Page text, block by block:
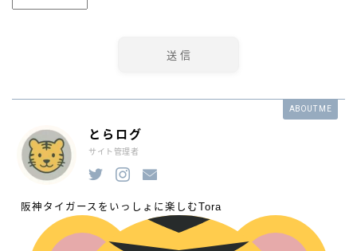
ABOUT ME
とらログ
サイト管理者
阪神タイガースをいっしょに楽しむTora